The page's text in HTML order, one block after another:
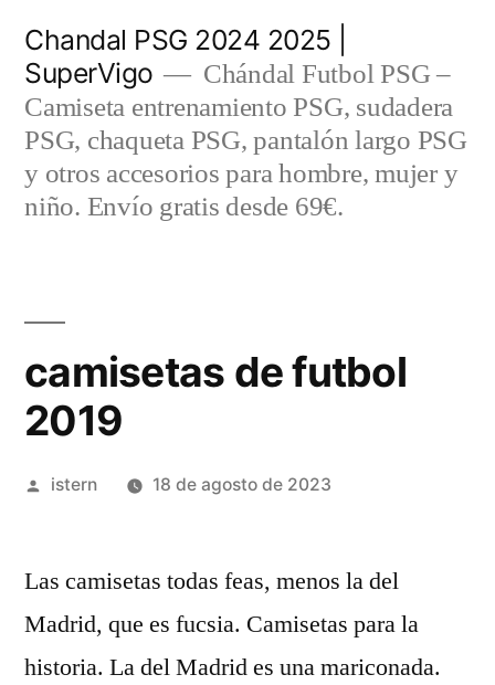
contenido
Chandal PSG 2024 2025 |
SuperVigo
Chándal Futbol PSG –
Camiseta entrenamiento PSG, sudadera
PSG, chaqueta PSG, pantalón largo PSG
y otros accesorios para hombre, mujer y
niño. Envío gratis desde 69€.
camisetas de futbol
2019
Publicado
istern 18 de agosto de 2023
Las camisetas todas feas, menos la del
Madrid, que es fucsia. Camisetas para la
historia. La del Madrid es una mariconada.